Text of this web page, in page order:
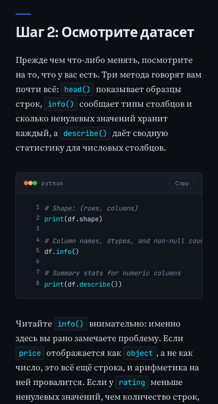
Шаг 2: Осмотрите датасет
Прежде чем что-либо менять, посмотрите
на то, что у вас есть. Три метода говорят вам
почти всё:
head()
показывает образцы
строк,
info()
сообщает типы столбцов и
сколько ненулевых значений хранит
каждый, а describe()
даёт сводную
статистику для числовых столбцов.
python Copy
# Shape: (rows, columns)
print(df.shape)
# Column names, dtypes, and non-null counts
df. info()
# Summary stats for numeric columns
print(df. describe())
Читайте info()
внимательно: именно
здесь вы рано замечаете проблему. Если
price отображается как object , а не как
число, это всё ещё строка, и арифметика на
ней провалится. Если у rating меньше
ненулевых значений, чем количество строк,